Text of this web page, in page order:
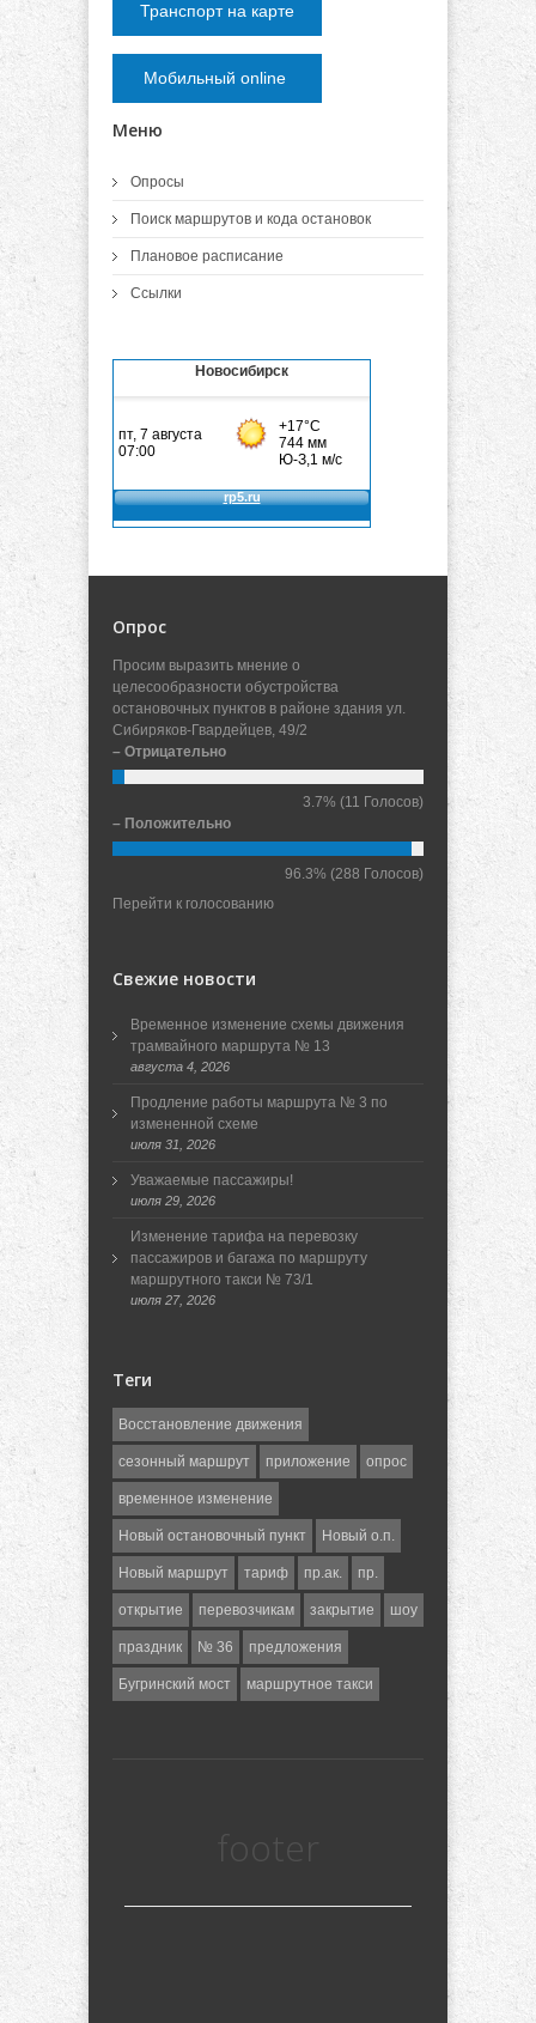
Транспорт на карте
Мобильный online
Меню
Опросы
Поиск маршрутов и кода остановок
Плановое расписание
Ссылки
Новосибирск
Опрос
Просим выразить мнение о
целесообразности обустройства
остановочных пунктов в районе здания ул.
Сибиряков-Гвардейцев, 49/2
– Отрицательно
3.7% (11 Голосов)
– Положительно
96.3% (288 Голосов)
Перейти к голосованию
Свежие новости
Временное изменение схемы движения
трамвайного маршрута № 13
августа 4, 2026
Продление работы маршрута № 3 по
измененной схеме
июля 31, 2026
Уважаемые пассажиры!
июля 29, 2026
Изменение тарифа на перевозку
пассажиров и багажа по маршруту
маршрутного такси № 73/1
июля 27, 2026
Теги
Восстановление движения
сезонный маршрут приложение опрос
временное изменение
Новый остановочный пункт Новый о.п.
Новый маршрут тариф пр.ак. пр.
открытие перевозчикам закрытие шоу
праздник № 36 предложения
Бугринский мост маршрутное такси
footer